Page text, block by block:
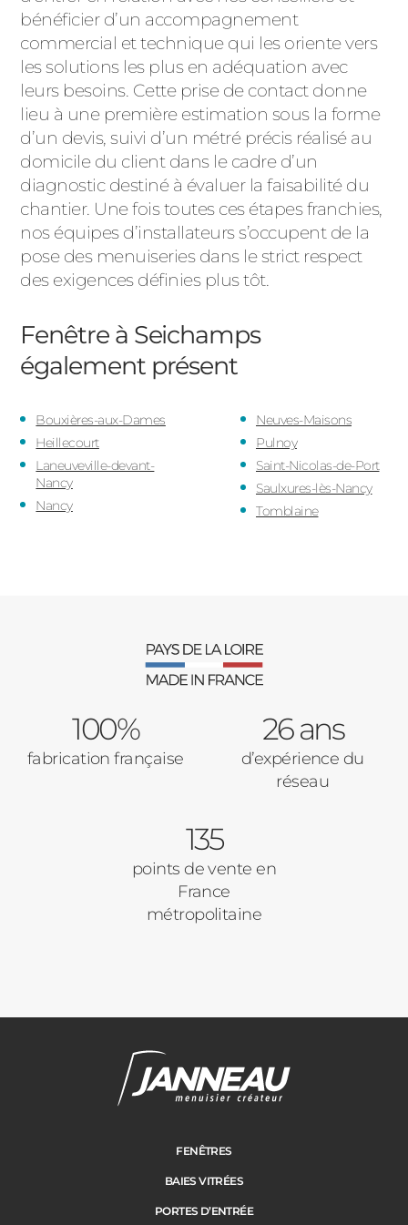
bénéficier d’un accompagnement
commercial et technique qui les oriente vers
les solutions les plus en adéquation avec
leurs besoins. Cette prise de contact donne
lieu à une première estimation sous la forme
d’un devis, suivi d’un métré précis réalisé au
domicile du client dans le cadre d’un
diagnostic destiné à évaluer la faisabilité du
chantier. Une fois toutes ces étapes franchies,
nos équipes d’installateurs s’occupent de la
pose des menuiseries dans le strict respect
des exigences définies plus tôt.
Fenêtre à Seichamps
également présent
Bouxières-aux-Dames
Heillecourt
Laneuveville-devant-
Nancy
Nancy
Neuves-Maisons
Pulnoy
Saint-Nicolas-de-Port
Saulxures-lès-Nancy
Tomblaine
100%
fabrication française
26 ans
d’expérience du
réseau
135
points de vente en
France
métropolitaine
FENÊTRES
BAIES VITRÉES
PORTES D’ENTRÉE